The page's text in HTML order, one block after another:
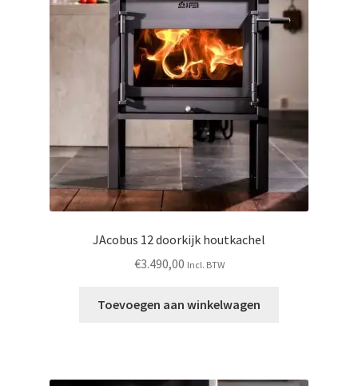
JAcobus 12 doorkijk houtkachel
€3.490,00 Incl. BTW
Toevoegen aan winkelwagen